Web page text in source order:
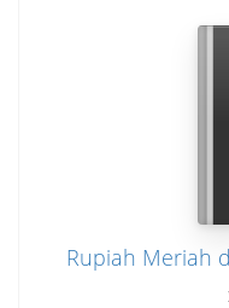
Rupiah Meriah